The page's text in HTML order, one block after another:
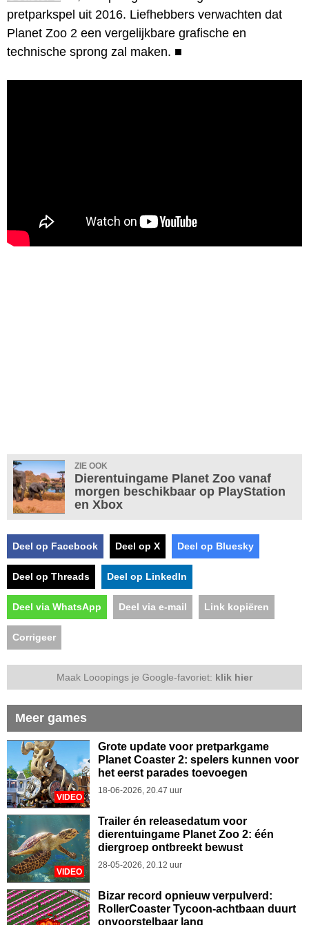
pretparkspel uit 2016. Liefhebbers verwachten dat
Planet Zoo 2 een vergelijkbare grafische en
technische sprong zal maken. ■
ZIE OOK
Dierentuingame Planet Zoo vanaf
morgen beschikbaar op PlayStation
en Xbox
Deel op Facebook Deel op X Deel op Bluesky
Deel op Threads Deel op LinkedIn
Deel via WhatsApp Deel via e-mail Link kopiëren
Corrigeer
Maak Looopings je Google-favoriet: klik hier
Meer games
VIDEO
Grote update voor pretparkgame
Planet Coaster 2: spelers kunnen voor
het eerst parades toevoegen
18-06-2026, 20.47 uur
VIDEO
Trailer én releasedatum voor
dierentuingame Planet Zoo 2: één
diergroep ontbreekt bewust
28-05-2026, 20.12 uur
Bizar record opnieuw verpulverd:
RollerCoaster Tycoon-achtbaan duurt
onvoorstelbaar lang